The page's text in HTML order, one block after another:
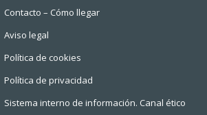
Contacto – Cómo llegar
Aviso legal
Política de cookies
Política de privacidad
Sistema interno de información. Canal ético